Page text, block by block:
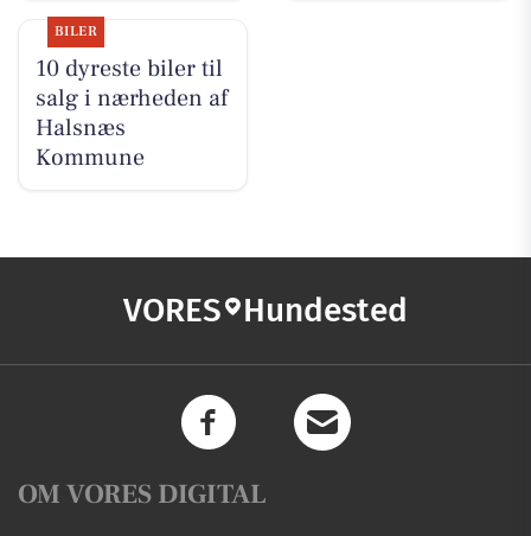
BILER
10 dyreste biler til
salg i nærheden af
Halsnæs
Kommune
VORES Hundested
OM VORES DIGITAL